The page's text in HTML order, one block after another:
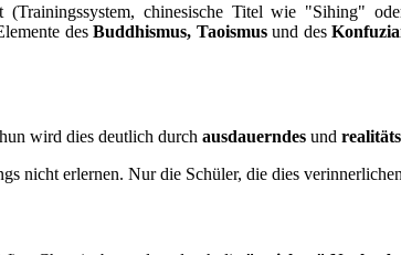
(Trainingssystem, chinesische Titel wie "Sihing"
desBuddhismus, Taoismusund des
wird dies deutlich durch ausdauerndes und
nicht erlernen. Nur die Schüler, die dies